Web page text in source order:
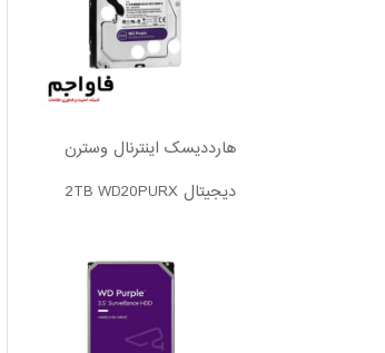
هارددیسک اینترنال وسترن
دیجیتال 2TB WD20PURX